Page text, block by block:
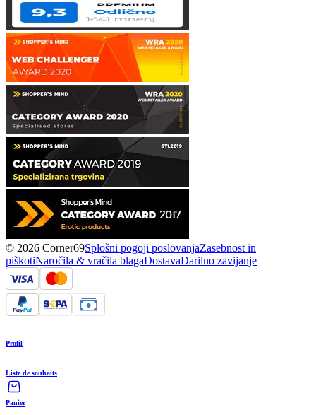
© 2026 Corner69Splošni pogoji poslovanjaZasebnost in
piškotiNaročila & vračila blagaDostavaDarilno zavijanje
Profil
Liste de souhaits
Panier